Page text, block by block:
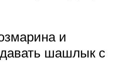
и
шашлык с